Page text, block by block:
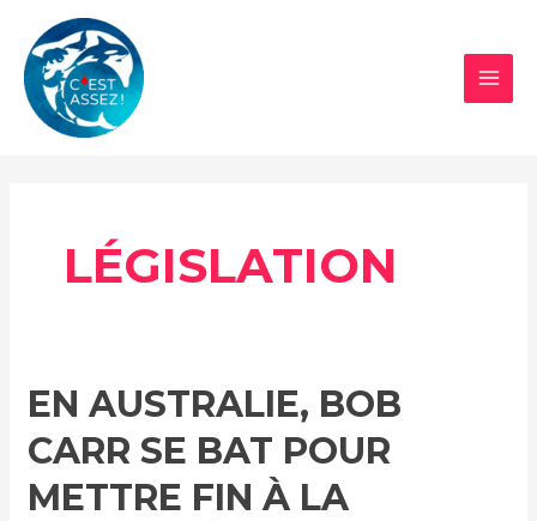
contenu
LÉGISLATION
EN AUSTRALIE, BOB
CARR SE BAT POUR
METTRE FIN À LA